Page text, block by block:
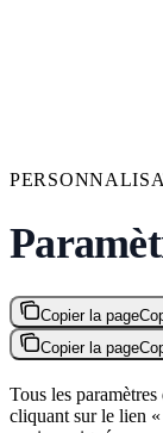
Copier la page
Copier la page
Tous les
cliquant sur le lien